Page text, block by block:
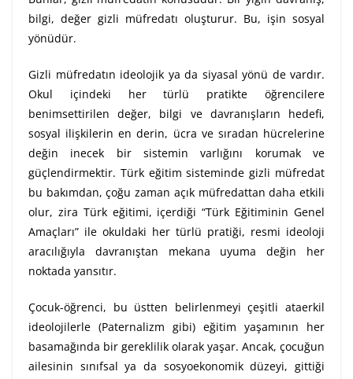
bilgi, değer gizli müfredatı oluşturur. Bu, işin sosyal
yönüdür.
Gizli müfredatın ideolojik ya da siyasal yönü de vardır.
Okul içindeki her türlü pratikte öğrencilere
benimsettirilen değer, bilgi ve davranışların hedefi,
sosyal ilişkilerin en derin, ücra ve sıradan hücrelerine
değin inecek bir sistemin varlığını korumak ve
güçlendirmektir. Türk eğitim sisteminde gizli müfredat
bu bakımdan, çoğu zaman açık müfredattan daha etkili
olur, zira Türk eğitimi, içerdiği “Türk Eğitiminin Genel
Amaçları” ile okuldaki her türlü pratiği, resmi ideoloji
aracılığıyla davranıştan mekana uyuma değin her
noktada yansıtır.
Çocuk-öğrenci, bu üstten belirlenmeyi çeşitli ataerkil
ideolojilerle (Paternalizm gibi) eğitim yaşamının her
basamağında bir gereklilik olarak yaşar. Ancak, çocuğun
ailesinin sınıfsal ya da sosyoekonomik düzeyi, gittiği